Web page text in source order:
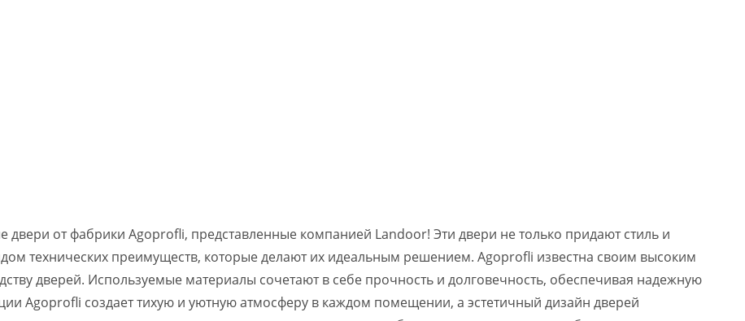
от фабрики Agoprofli, представленные компанией Landoor! Эти двери не только придают стиль и
технических преимуществ, которые делают их идеальным решением. Agoprofli известна своим высоким
дверей. Используемые материалы сочетают в себе прочность и долговечность, обеспечивая надежную
Agoprofli создает тихую и уютную атмосферу в каждом помещении, а эстетичный дизайн дверей